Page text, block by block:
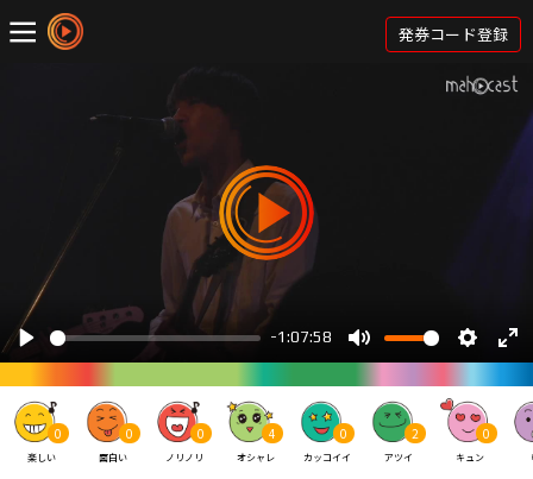
発券コード登録
0
楽しい
0
面白い
0
ノリノリ
4
オシャレ
0
カッコイイ
2
アツイ
0
キュン